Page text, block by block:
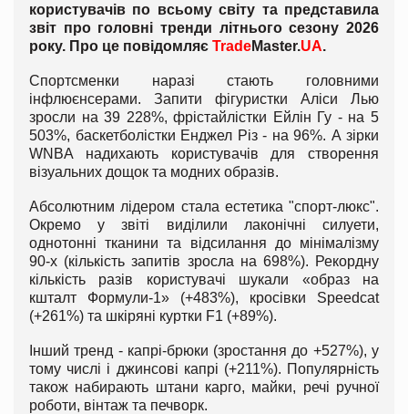
користувачів по всьому світу та представила
звіт про головні тренди літнього сезону 2026
року. Про це повідомляє TradeMaster.UA.
Спортсменки наразі стають головними
інфлюєнсерами. Запити фігуристки Аліси Лью
зросли на 39 228%, фрістайлістки Ейлін Гу - на 5
503%, баскетболістки Енджел Різ - на 96%. А зірки
WNBA надихають користувачів для створення
візуальних дощок та модних образів.
Абсолютним лідером стала естетика "спорт-люкс".
Окремо у звіті виділили лаконічні силуети,
однотонні тканини та відсилання до мінімалізму
90-х (кількість запитів зросла на 698%). Рекордну
кількість разів користувачі шукали «образ на
кшталт Формули-1» (+483%), кросівки Speedcat
(+261%) та шкіряні куртки F1 (+89%).
Інший тренд - капрі-брюки (зростання до +527%), у
тому числі і джинсові капрі (+211%). Популярність
також набирають штани карго, майки, речі ручної
роботи, вінтаж та печворк.